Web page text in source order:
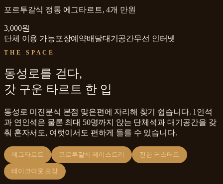
포르투갈식 정통 에그타르트, 4개 만원
3,000원
단체 이용 가능포장예약배달대기공간무선 인터넷
THE SPACE
동성로를 걷다,
갓 구운 타르트 한 입
동성로 미진분식 본점 맞은편에 자리해 찾기 쉽습니다. 1인석
과 연인석은 물론 최대 50명까지 앉는 단체석과 대기공간을 갖
춰 혼자서도, 여럿이서도 편하게 들를 수 있습니다.
에그타르트 포르투갈식 페이스트리 진한 커스터드
테이크아웃 포장